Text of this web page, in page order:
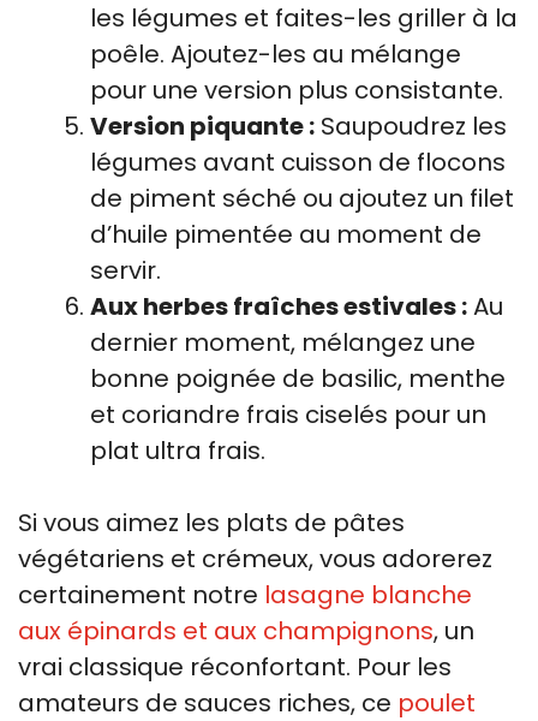
les légumes et faites-les griller à la
poêle. Ajoutez-les au mélange
pour une version plus consistante.
Version piquante : Saupoudrez les
légumes avant cuisson de flocons
de piment séché ou ajoutez un filet
d’huile pimentée au moment de
servir.
Aux herbes fraîches estivales :Au
dernier moment, mélangez une
bonne poignée de basilic, menthe
et coriandre frais ciselés pour un
plat ultra frais.
Si vous aimez les plats de pâtes
végétariens et crémeux, vous adorerez
certainement notre lasagne blanche
aux épinards et aux champignons, un
vrai classique réconfortant. Pour les
amateurs de sauces riches, ce poulet